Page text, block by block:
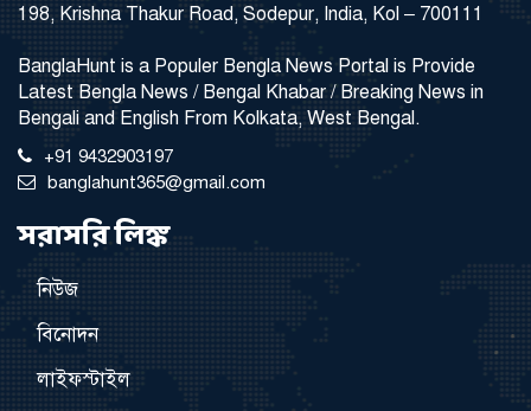
198, Krishna Thakur Road, Sodepur, India, Kol – 700111
BanglaHunt is a Populer Bengla News Portal is Provide
Latest Bengla News / Bengal Khabar / Breaking News in
Bengali and English From Kolkata, West Bengal.
+91 9432903197
banglahunt365@gmail.com
সরাসরি লিঙ্ক
নিউজ
বিনোদন
লাইফস্টাইল